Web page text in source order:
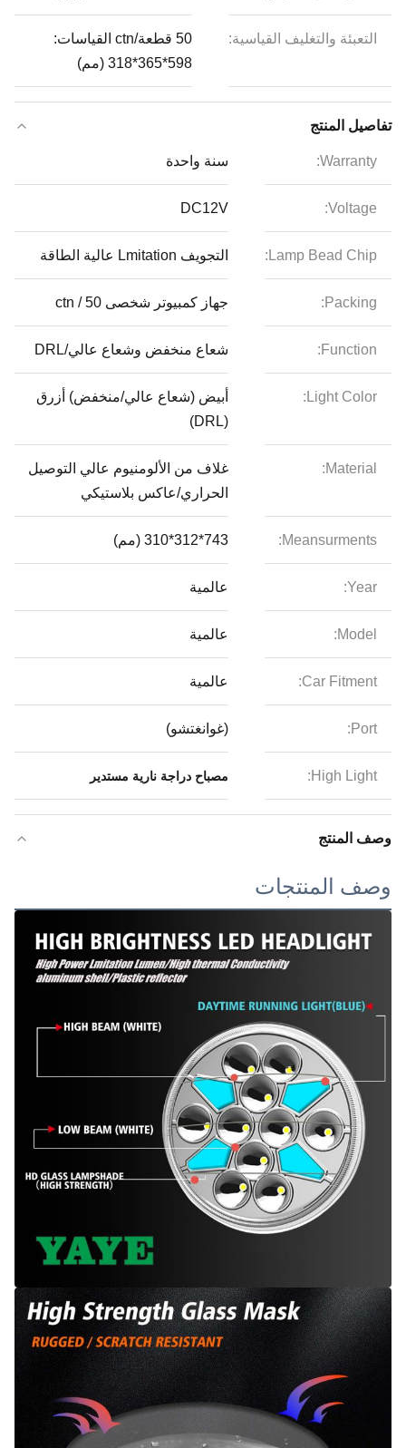
التعبئة والتغليف القياسية:
50 قطعة/ctn القياسات:
598*365*318 (مم)
تفاصيل المنتج
Warranty: سنة واحدة
Voltage:
DC12V
Lamp Bead Chip: التجويف Lmitation عالية الطاقة
Packing: جهاز كمبيوتر شخصى 50 / ctn
Function: شعاع منخفض وشعاع عالي/DRL
Light Color:
أبيض (شعاع عالي/منخفض) أزرق
(DRL)
Material:
غلاف من الألومنيوم عالي التوصيل
الحراري/عاكس بلاستيكي
Meansurments: 743*312*310 (مم)
Year: عالمية
Model: عالمية
Car Fitment: عالمية
Port: (غوانغتشو)
High Light: مصباح دراجة نارية مستدير
وصف المنتج
وصف المنتجات